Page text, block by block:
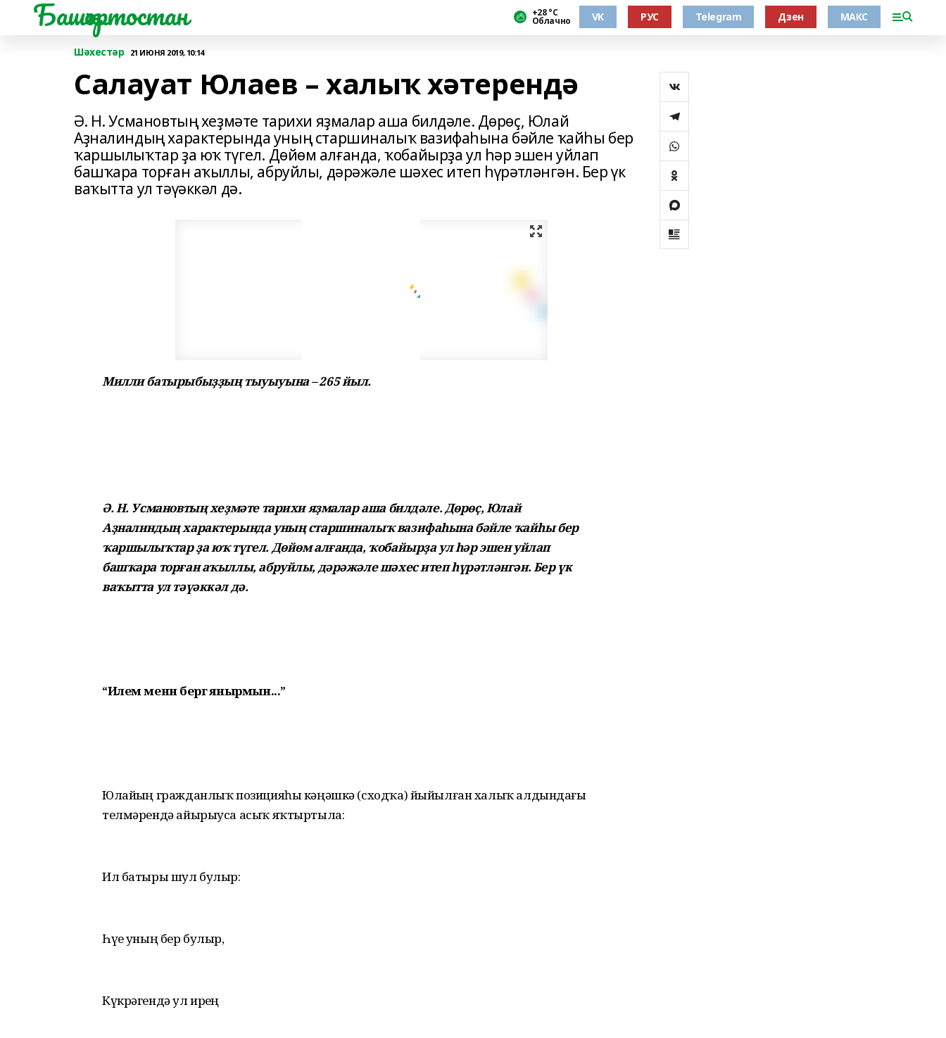
Башҡортостан +28 °С
Облачно VK РУС Telegram Дзен МАКС
Шәхестәр 21 ИЮНЯ 2019, 10:14
Салауат Юлаев – халыҡ хәтерендә
Ә. Н. Усмановтың хеҙмәте тарихи яҙмалар аша билдәле. Дөрөҫ, Юлай
Аҙналиндың характерында уның старшиналыҡ вазифаһына бәйле ҡайһы бер
ҡаршылыҡтар ҙа юҡ түгел. Дөйөм алғанда, ҡобайырҙа ул һәр эшен уйлап
башҡара торған аҡыллы, абруйлы, дәрәжәле шәхес итеп һүрәтләнгән. Бер үк
ваҡытта ул тәүәккәл дә.
Милли батырыбыҙҙың тыуыуына – 265 йыл.
Ә. Н. Усмановтың хеҙмәте тарихи яҙмалар аша билдәле. Дөрөҫ, Юлай
Аҙналиндың характерында уның старшиналыҡ вазифаһына бәйле ҡайһы бер
ҡаршылыҡтар ҙа юҡ түгел. Дөйөм алғанда, ҡобайырҙа ул һәр эшен уйлап
башҡара торған аҡыллы, абруйлы, дәрәжәле шәхес итеп һүрәтләнгән. Бер үк
ваҡытта ул тәүәккәл дә.
“Илем менән бергә янырмын...”
Юлайҙың гражданлыҡ позицияһы кәңәшкә (сходҡа) йыйылған халыҡ алдындағы
телмәрендә айырыуса асыҡ яҡтыртыла:
Ил батыры шул булыр:
Һүҙе уның бер булыр,
Күкрәгендә ул ирҙең